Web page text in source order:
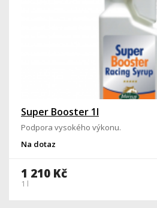
Super Booster 1l
Podpora vysokého výkonu.
Na dotaz
1 210 Kč
1 l